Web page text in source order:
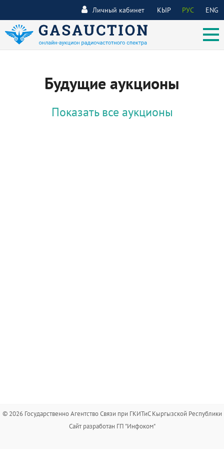
КЫР РУС ENG
Личный кабинет
Будущие аукционы
Показать все аукционы
© 2026 Государственно Агентство Связи при ГКИТиС Кыргызской Республики
Сайт разработан ГП "Инфоком"